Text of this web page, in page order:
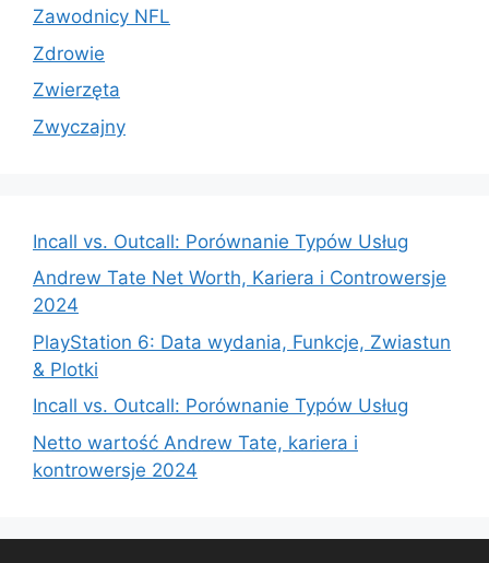
Zawodnicy NFL
Zdrowie
Zwierzęta
Zwyczajny
Incall vs. Outcall: Porównanie Typów Usług
Andrew Tate Net Worth, Kariera i Controwersje
2024
PlayStation 6: Data wydania, Funkcje, Zwiastun
& Plotki
Incall vs. Outcall: Porównanie Typów Usług
Netto wartość Andrew Tate, kariera i
kontrowersje 2024